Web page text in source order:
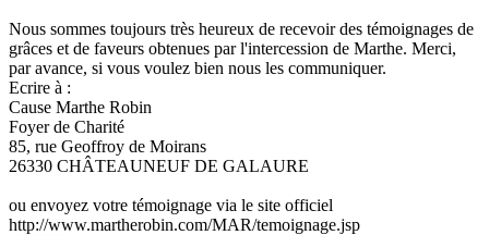
Nous sommes toujours très heureux de recevoir des témoignages de
grâces et de faveurs obtenues par l'intercession de Marthe. Merci,
par avance, si vous voulez bien nous les communiquer.
Ecrire à :
Cause Marthe Robin
Foyer de Charité
85, rue Geoffroy de Moirans
26330 CHÂTEAUNEUF DE GALAURE
ou envoyez votre témoignage via le site officiel
http://www.martherobin.com/MAR/temoignage.jsp